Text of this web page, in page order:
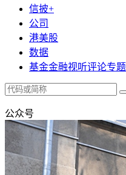
信披+
公司
港美股
数据
基金金融视听评论专题
公众号